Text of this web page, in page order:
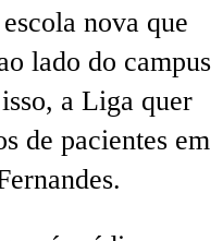
nova que
lado do campus
a Liga quer
de pacientes em